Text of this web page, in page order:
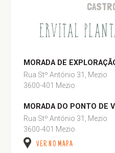
ERVITAL
MORADA DE
Rua Stº António 31, Mezio
3600-401 Mezio
MORADA DO PONTO DE
Rua Stº António 31, Mezio
3600-401 Mezio
VER NO MAPA